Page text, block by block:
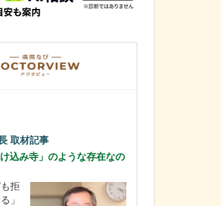
取材記事
込み寺」のような存在なの
拒
」